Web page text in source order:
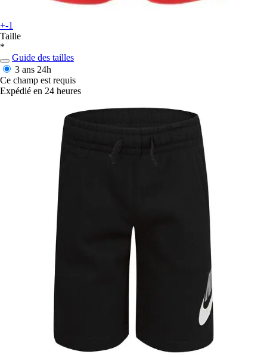
+-1
Taille
*
Guide des tailles
3 ans 24h
Ce champ est requis
Expédié en 24 heures